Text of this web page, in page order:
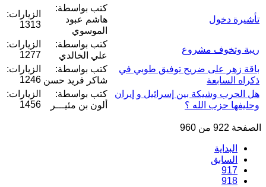
تأشيرة دخول
كتب بواسطة:
هاشم عبود
الموسوي
الزيارات:
1313
ريبة وتخوف مشروع
كتب بواسطة:
علي الخالدي
الزيارات:
1277
باقة زهر على ضريح توفيق طوبي في
ذكراه السابعة
كتب بواسطة:
شاكر فريد حسن
الزيارات:
1246
هل الحرب وشيكة بين إسرائيل و إيران
وحليفها حزب الله ؟
كتب بواسطة:
ألون بن مئيـــر
الزيارات:
1456
الصفحة 922 من 960
البداية
السابق
917
918